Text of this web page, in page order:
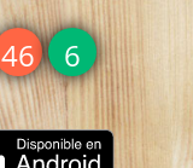
46 6